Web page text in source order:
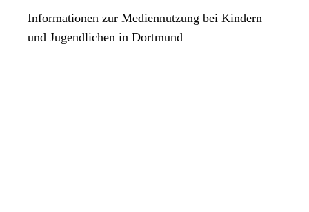
Informationen zur Mediennutzung bei Kindern
und Jugendlichen in Dortmund